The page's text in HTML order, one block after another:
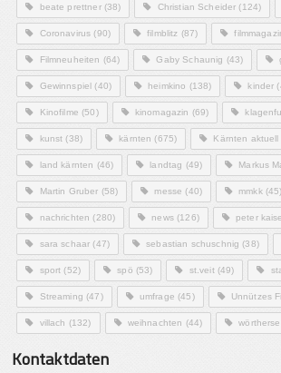
beate prettner(38) Christian Scheider (124)
Coronavirus (90) filmblitz (87)
Filmneuheiten (64) Gaby Schaunig (43)
Gewinnspiel (40) heimkino (138) kinder
Kinofilme (50) kinomagazin (69)
kunst (38) kärnten (675) Kärnten aktuell
land kärnten (46) landtag (49) Markus
Martin Gruber (58) messe (40) mmkk(45)
nachrichten (280) news(126) peter
sara schaar (47) sebastian schuschnig (38)
sport (52) spö (53) st.veit(49)
Streaming (47) umfrage (45) Unnützes
villach (132) weihnachten (44)
Kontaktdaten